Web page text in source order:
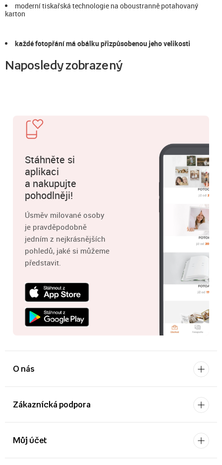
moderní tiskařská technologie na oboustranně potahovaný
karton
každé fotopřání má obálku přizpůsobenou jeho velikosti
Naposledy zobrazený
Stáhněte si
aplikaci
a nakupujte
pohodlněji!
Úsměv milované osoby
je pravděpodobně
jedním z nejkrásnějších
pohledů, jaké si můžeme
představit.
O nás
Zákaznícká podpora
Můj účet